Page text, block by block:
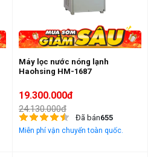
Máy lọc nước nóng lạnh
Haohsing HM-1687
19.300.000đ
24.130.000đ
Đã bán655
Miễn phí vận chuyển toàn quốc.